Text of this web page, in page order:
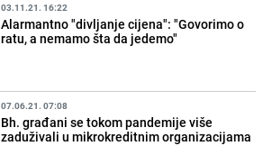
03.11.21. 16:22
Alarmantno "divljanje cijena": "Govorimo o
ratu, a nemamo šta da jedemo"
07.06.21. 07:08
Bh. građani se tokom pandemije više
zaduživali u mikrokreditnim organizacijama